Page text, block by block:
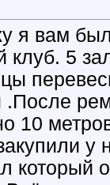
я вам
клуб. 5
.После
10
у
который